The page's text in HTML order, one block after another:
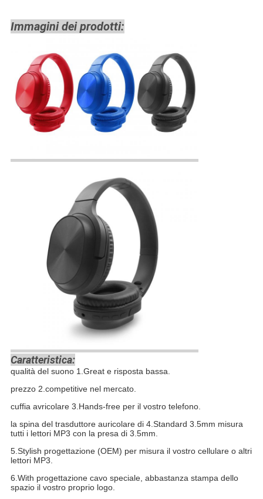
Immagini dei prodotti:
Caratteristica:
qualità del suono 1.Great e risposta bassa.
prezzo 2.competitive nel mercato.
cuffia avricolare 3.Hands-free per il vostro telefono.
la spina del trasduttore auricolare di 4.Standard 3.5mm misura
tutti i lettori MP3 con la presa di 3.5mm.
5.Stylish progettazione (OEM) per misura il vostro cellulare o altri
lettori MP3.
6.With progettazione cavo speciale, abbastanza stampa dello
spazio il vostro proprio logo.